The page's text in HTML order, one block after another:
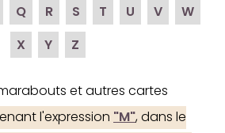
Q R S T U V
W
X
Y Z
et autres cartes
l'expression "M", dans le